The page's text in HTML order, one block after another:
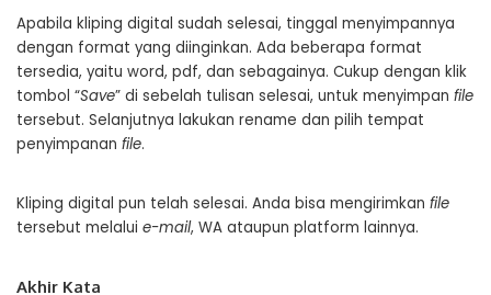
Apabila kliping digital sudah selesai, tinggal menyimpannya
dengan format yang diinginkan. Ada beberapa format
tersedia, yaitu word, pdf, dan sebagainya. Cukup dengan klik
tombol “Save” di sebelah tulisan selesai, untuk menyimpan file
tersebut. Selanjutnya lakukan rename dan pilih tempat
penyimpanan file.
Kliping digital pun telah selesai. Anda bisa mengirimkan file
tersebut melalui e-mail, WA ataupun platform lainnya.
Akhir Kata